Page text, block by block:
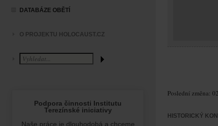
DATABÁZE OBĚTÍ
O PROJEKTU HOLOCAUST.CZ
Poslední změna:
HISTORICKÝ